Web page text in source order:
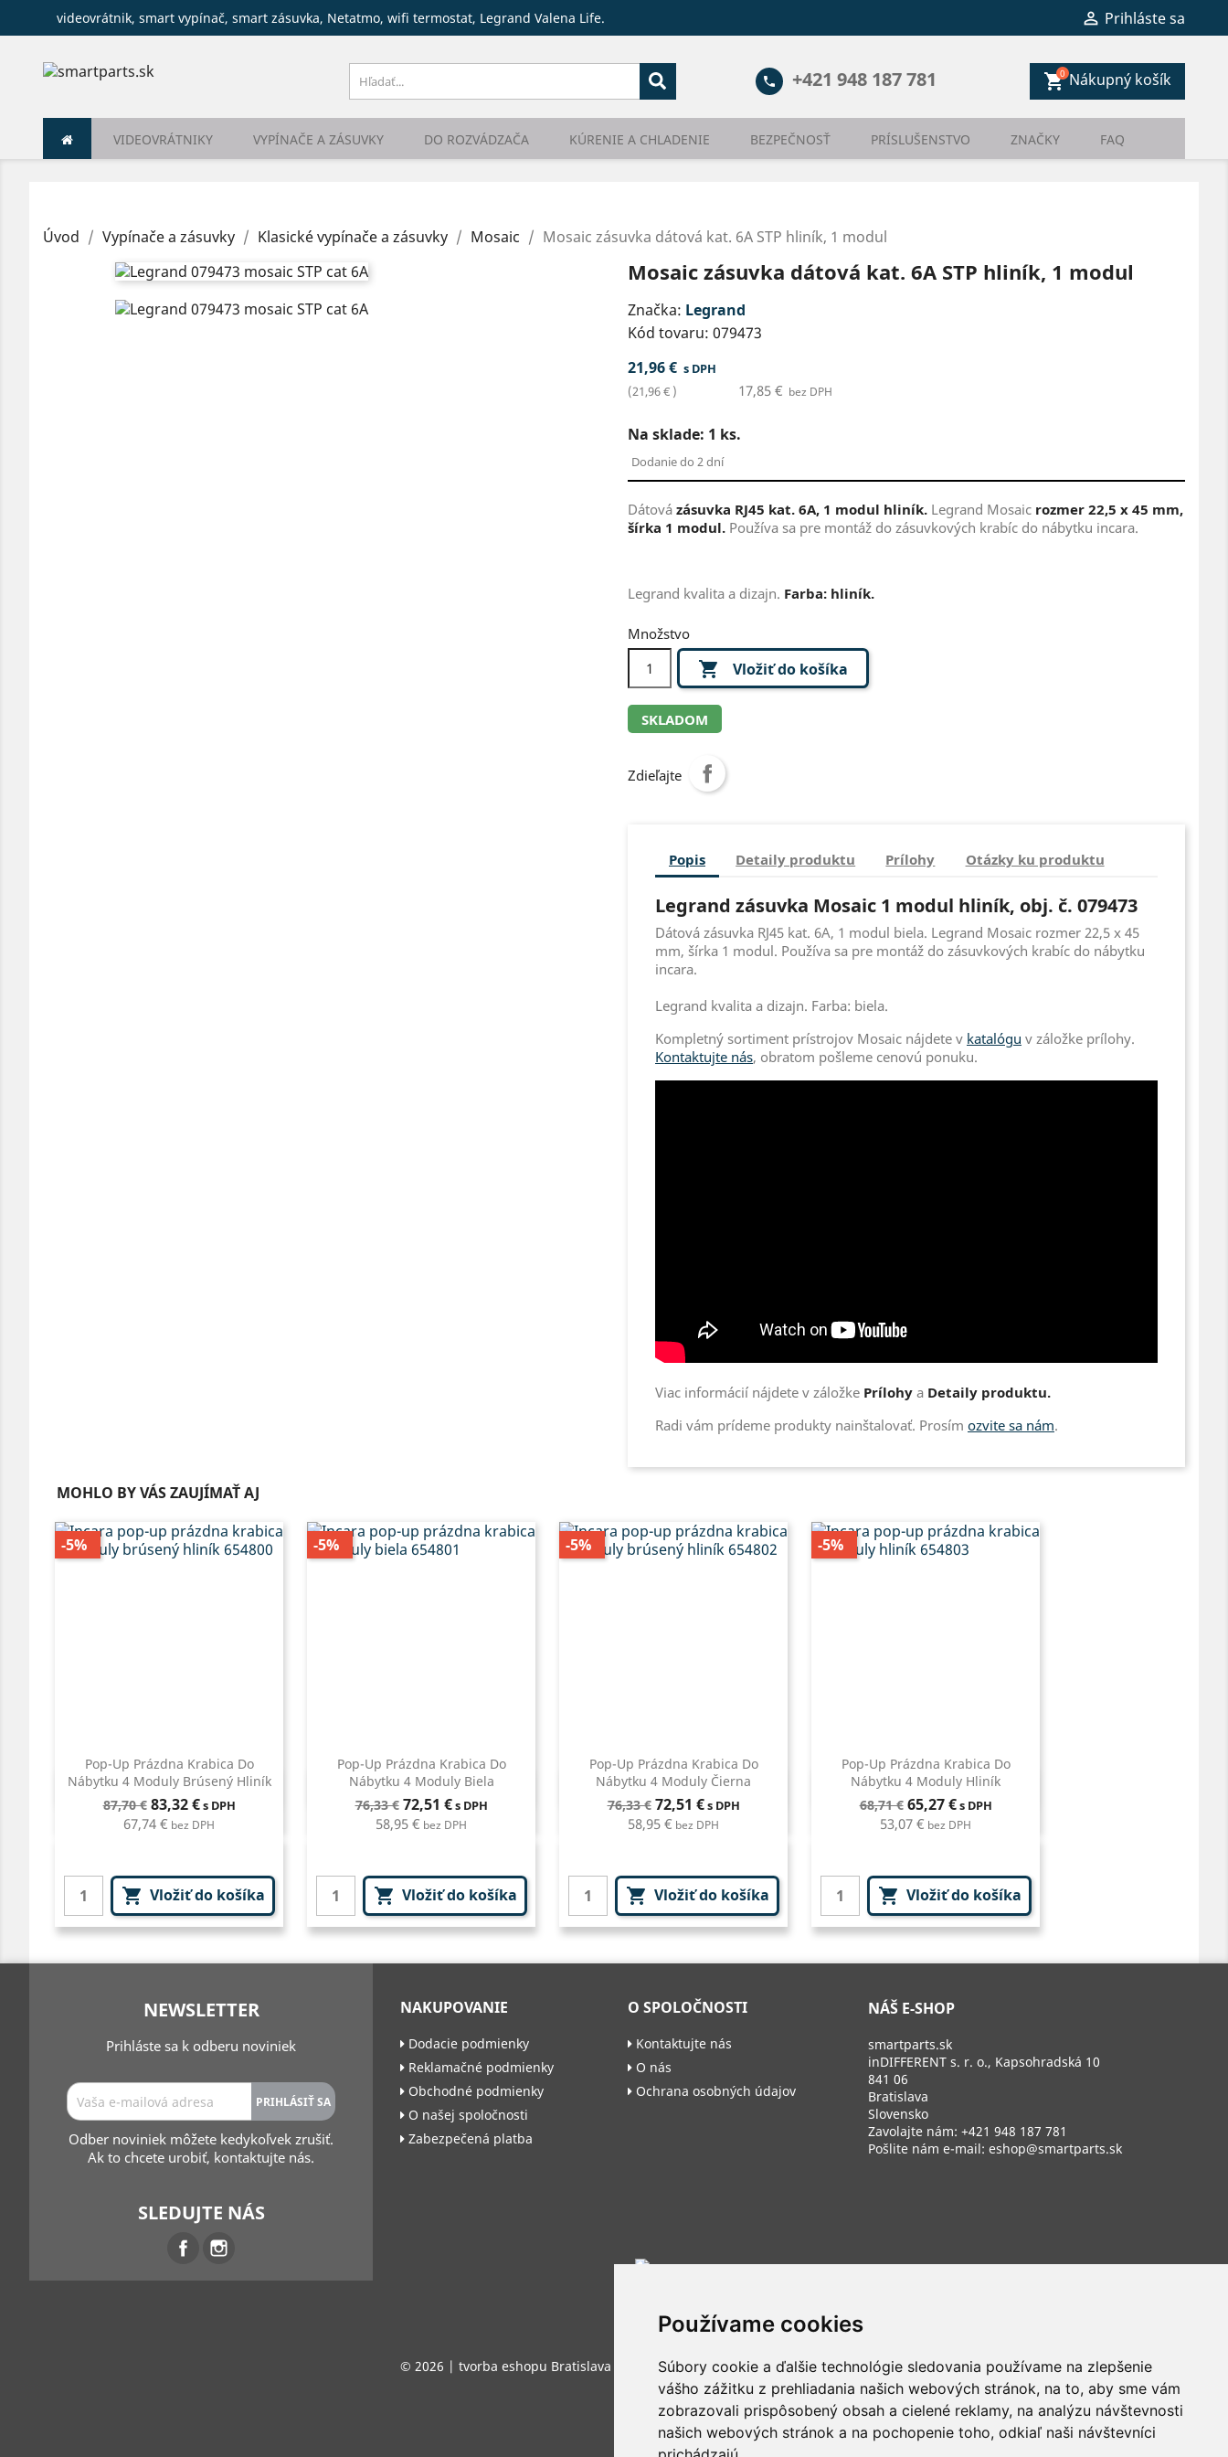
Používame cookies
Súbory cookie a ďalšie technológie sledovania používame na zlepšenie
vášho zážitku z prehliadania našich webových stránok, na to, aby sme vám
zobrazovali prispôsobený obsah a cielené reklamy, na analýzu návštevnosti
našich webových stránok a na pochopenie toho, odkiaľ naši návštevníci
videovrátnik, smart vypínač, smart zásuvka, Netatmo, wifi termostat, Legrand Valena Life.  Prihláste sa
shopping_cart Nákupný košík
0
phone +421 948 187 781
VIDEOVRÁTNIKY VYPÍNAČE A ZÁSUVKY DO ROZVÁDZAČA KÚRENIE A CHLADENIE BEZPEČNOSŤ PRÍSLUŠENSTVO ZNAČKY FAQ
Úvod Vypínače a zásuvky Klasické vypínače a zásuvky Mosaic Mosaic zásuvka dátová kat. 6A STP hliník, 1 modul
Mosaic zásuvka dátová kat. 6A STP hliník, 1 modul
Značka: Legrand
Kód tovaru: 079473
21,96 € s DPH
(21,96 € )
17,85 € bez DPH
Na sklade: 1 ks.
Dodanie do 2 dní
Dátová zásuvka RJ45 kat. 6A, 1 modul hliník. Legrand Mosaic rozmer 22,5 x 45 mm,
šírka 1 modul. Používa sa pre montáž do zásuvkových krabíc do nábytku incara.
Legrand kvalita a dizajn. Farba: hliník.
Množstvo
 Vložiť do košíka
SKLADOM
Zdieľajte
Popis Detaily produktu Prílohy Otázky ku produktu
Legrand zásuvka Mosaic 1 modul hliník, obj. č. 079473
Dátová zásuvka RJ45 kat. 6A, 1 modul biela. Legrand Mosaic rozmer 22,5 x 45
mm, šírka 1 modul. Používa sa pre montáž do zásuvkových krabíc do nábytku
incara.
Legrand kvalita a dizajn. Farba: biela.
Kompletný sortiment prístrojov Mosaic nájdete v katalógu v záložke prílohy.
Kontaktujte nás, obratom pošleme cenovú ponuku.
Viac informácií nájdete v záložke Prílohy a Detaily produktu.
Radi vám prídeme produkty nainštalovať. Prosím ozvite sa nám.
MOHLO BY VÁS ZAUJÍMAŤ AJ
Pop-Up Prázdna Krabica Do
Nábytku 4 Moduly Brúsený Hliník
Bežná
cena
87,70 € Cena
83,32 €s DPH
67,74 € bez DPH
 Vložiť do košíka
-5%
 Rýchly náhľad
Pop-Up Prázdna Krabica Do
Nábytku 4 Moduly Biela
Bežná
cena
76,33 € Cena
72,51 €s DPH
58,95 € bez DPH
 Vložiť do košíka
-5%
Rýchly náhľad
Pop-Up Prázdna Krabica Do
Nábytku 4 Moduly Čierna
Bežná
cena
76,33 € Cena
72,51 €s DPH
58,95 € bez DPH
 Vložiť do košíka
-5%
Rýchly náhľad
Pop-Up Prázdna Krabica Do
Nábytku 4 Moduly Hliník
Bežná
cena
68,71 € Cena
65,27 €s DPH
53,07 € bez DPH
 Vložiť do košíka
-5%
Rýchly náhľad
NEWSLETTER
Prihláste sa k odberu noviniek
Odber noviniek môžete kedykoľvek zrušiť.
Ak to chcete urobiť, kontaktujte nás.
NAKUPOVANIE
Dodacie podmienky
Reklamačné podmienky
Obchodné podmienky
O našej spoločnosti
Zabezpečená platba
O SPOLOČNOSTI
Kontaktujte nás
O nás
Ochrana osobných údajov
NÁŠ E-SHOP
smartparts.sk
inDIFFERENT s. r. o., Kapsohradská 10
841 06
Bratislava
Slovensko
Zavolajte nám: +421 948 187 781
Pošlite nám e-mail: eshop@smartparts.sk
SLEDUJTE NÁS
Facebook
© 2026 | tvorba eshopu Bratislava